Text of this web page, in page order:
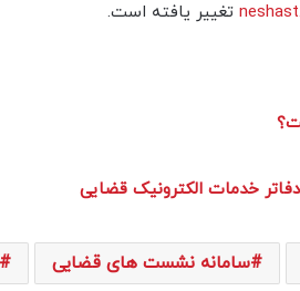
تغییر یافته است.
خدمات الکترونیک قضایی
سامانه نشست های قضایی